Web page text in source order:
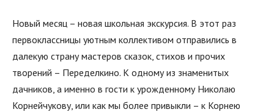
Новый месяц – новая школьная экскурсия. В этот раз
первоклассницы уютным коллективом отправились в
далекую страну мастеров сказок, стихов и прочих
творений – Переделкино. К одному из знаменитых
дачников, а именно в гости к урожденному Николаю
Корнейчукову, или как мы более привыкли – к Корнею